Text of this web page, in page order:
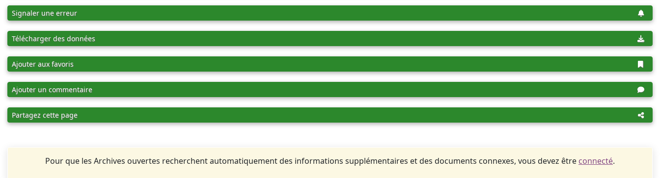
Signaler une erreur
Télécharger des données
Ajouter aux favoris
Ajouter un commentaire
Partagez cette page
Pour que les Archives ouvertes recherchent automatiquement des informations supplémentaires et des documents connexes, vous devez être connecté.